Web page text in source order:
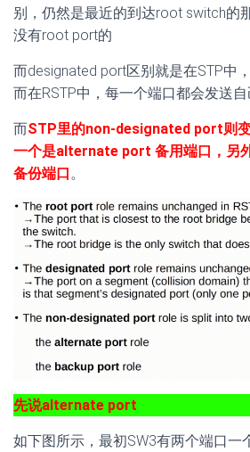
别，仍然是最近的到达root switch的
没有root port的
而designated port区别就是在STP中
而在RSTP中，每一个端口都会发送自
而STP里的non-designated port则
一个是alternate port 备用端口，另
备份端口。
先说alternate port
如下图所示，最初SW3有两个端口一